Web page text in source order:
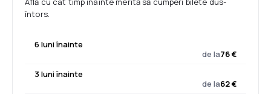
întors.
6 luni înainte
de la76 €
3 luni înainte
de la62 €